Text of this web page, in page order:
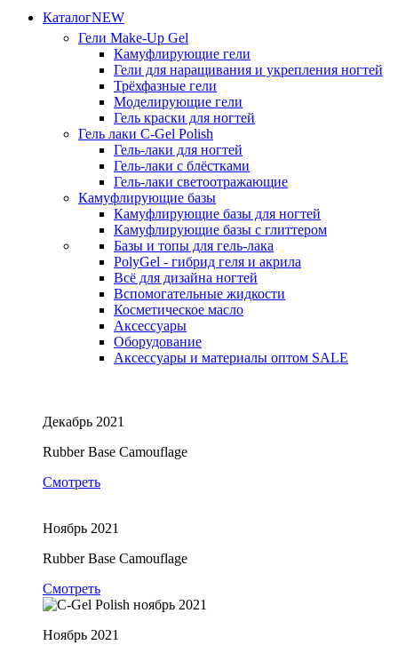
КаталогNEW
Гели Make-Up Gel
Камуфлирующие гели
Гели для наращивания и укрепления ногтей
Трёхфазные гели
Моделирующие гели
Гель краски для ногтей
Гель лаки C-Gel Polish
Гель-лаки для ногтей
Гель-лаки с блёстками
Гель-лаки светоотражающие
Камуфлирующие базы
Камуфлирующие базы для ногтей
Камуфлирующие базы с глиттером
Базы и топы для гель-лака
PolyGel - гибрид геля и акрила
Всё для дизайна ногтей
Вспомогательные жидкости
Косметическое масло
Аксессуары
Оборудование
Аксессуары и материалы оптом SALE
Декабрь 2021
Rubber Base Camouflage
Смотреть
Ноябрь 2021
Rubber Base Camouflage
Смотреть
Ноябрь 2021